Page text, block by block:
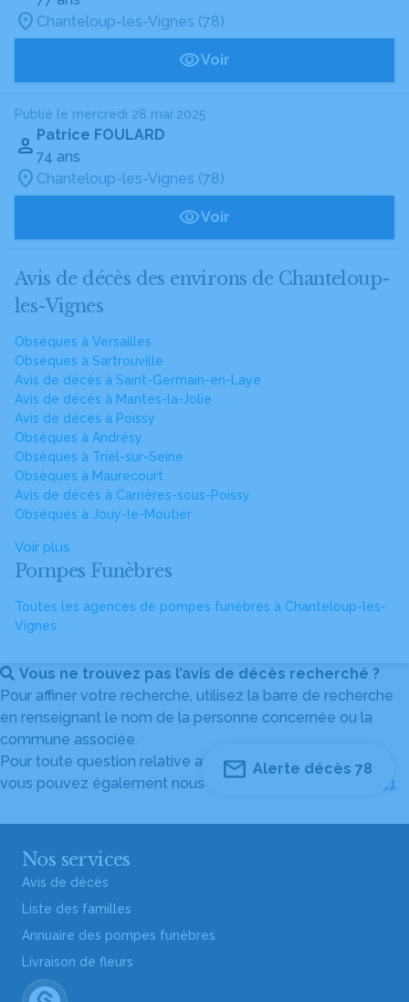
Chanteloup-les-Vignes (78)
Voir
Publié le mercredi 28 mai 2025
Patrice FOULARD
74 ans
Chanteloup-les-Vignes (78)
Voir
Avis de décès des environs de Chanteloup-
les-Vignes
Obsèques à Versailles
Obsèques à Sartrouville
Avis de décès à Saint-Germain-en-Laye
Avis de décès à Mantes-la-Jolie
Avis de décès à Poissy
Obsèques à Andrésy
Obsèques à Triel-sur-Seine
Obsèques à Maurecourt
Avis de décès à Carrières-sous-Poissy
Obsèques à Jouy-le-Moutier
Voir plus
Pompes Funèbres
Toutes les agences de pompes funèbres à Chanteloup-les-
Vignes
Vous ne trouvez pas l’avis de décès recherché ?
Pour affiner votre recherche, utilisez la barre de recherche
en renseignant le nom de la personne concernée ou la
commune associée.
Pour toute question relative au fonctionnement du site,
vous pouvez également nous contacter au
04 82 53 51 51.
Alerte décès 78
Nos services
Avis de décès
Liste des familles
Annuaire des pompes funèbres
Livraison de fleurs